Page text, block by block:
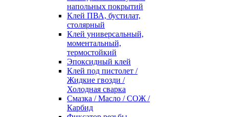
напольных покрытий
Клей ПВА, бустилат,
столярный
Клей универсальный,
моментальный,
термостойкий
Эпоксидный клей
Клей под пистолет /
Жидкие гвозди /
Холодная сварка
Смазка / Масло / СОЖ /
Карбид